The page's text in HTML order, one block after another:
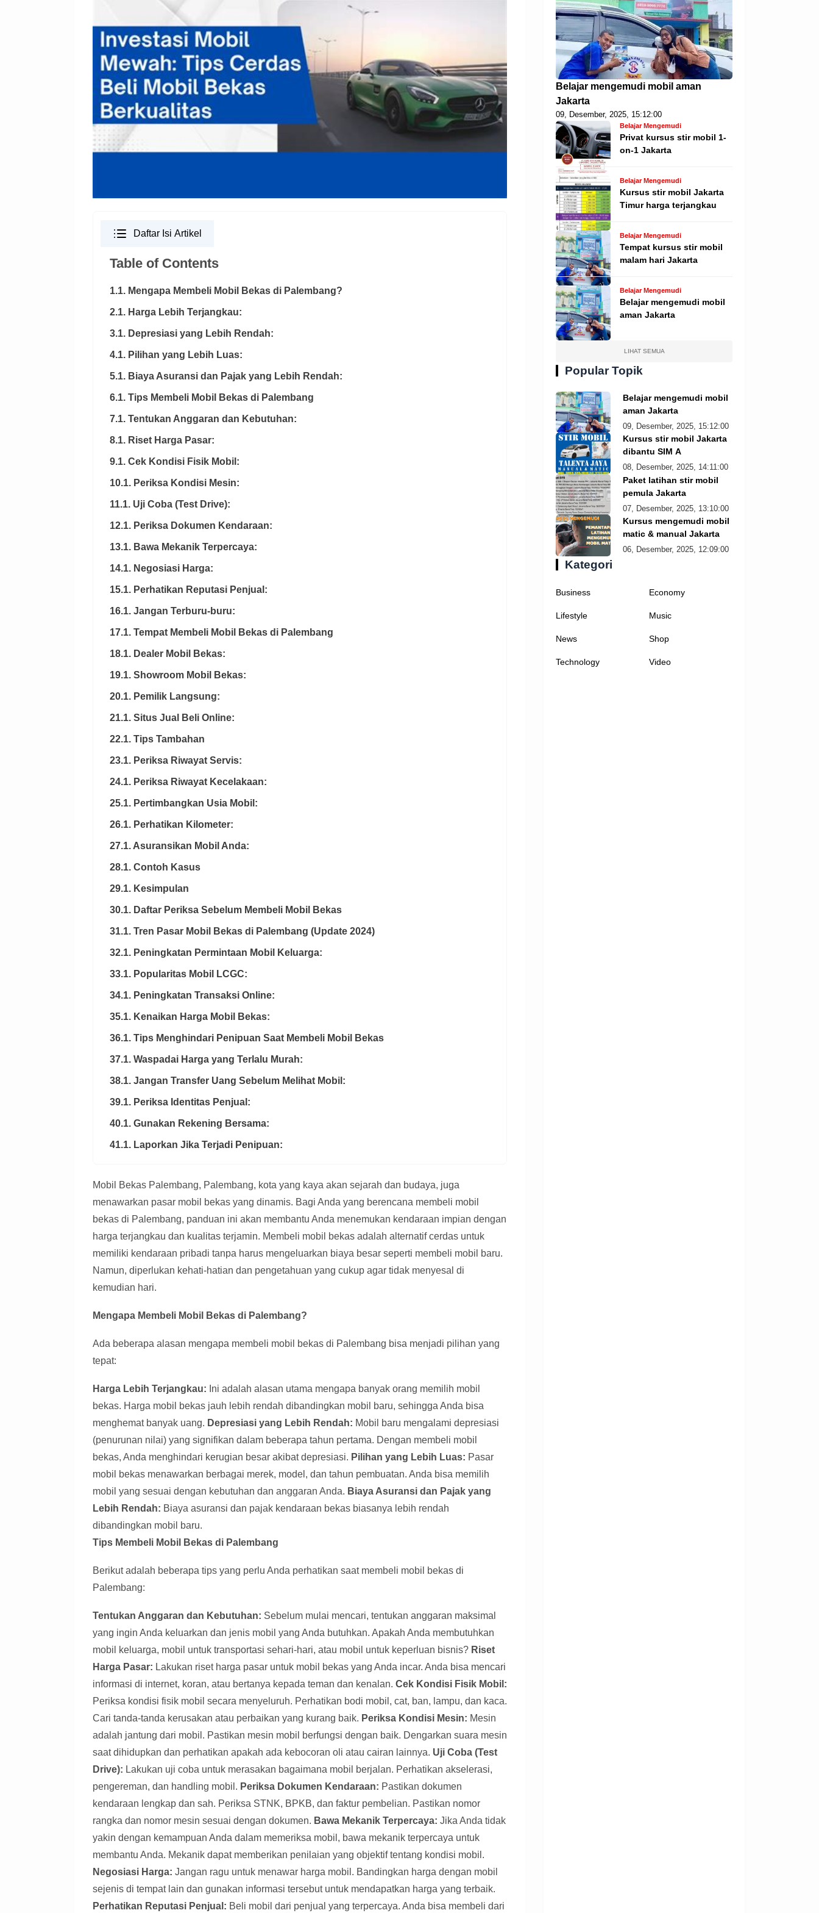
Daftar Isi Artikel
Table of Contents
1.1. Mengapa Membeli Mobil Bekas di Palembang?
2.1. Harga Lebih Terjangkau:
3.1. Depresiasi yang Lebih Rendah:
4.1. Pilihan yang Lebih Luas:
5.1. Biaya Asuransi dan Pajak yang Lebih Rendah:
6.1. Tips Membeli Mobil Bekas di Palembang
7.1. Tentukan Anggaran dan Kebutuhan:
8.1. Riset Harga Pasar:
9.1. Cek Kondisi Fisik Mobil:
10.1. Periksa Kondisi Mesin:
11.1. Uji Coba (Test Drive):
12.1. Periksa Dokumen Kendaraan:
13.1. Bawa Mekanik Terpercaya:
14.1. Negosiasi Harga:
15.1. Perhatikan Reputasi Penjual:
16.1. Jangan Terburu-buru:
17.1. Tempat Membeli Mobil Bekas di Palembang
18.1. Dealer Mobil Bekas:
19.1. Showroom Mobil Bekas:
20.1. Pemilik Langsung:
21.1. Situs Jual Beli Online:
22.1. Tips Tambahan
23.1. Periksa Riwayat Servis:
24.1. Periksa Riwayat Kecelakaan:
25.1. Pertimbangkan Usia Mobil:
26.1. Perhatikan Kilometer:
27.1. Asuransikan Mobil Anda:
28.1. Contoh Kasus
29.1. Kesimpulan
30.1. Daftar Periksa Sebelum Membeli Mobil Bekas
31.1. Tren Pasar Mobil Bekas di Palembang (Update 2024)
32.1. Peningkatan Permintaan Mobil Keluarga:
33.1. Popularitas Mobil LCGC:
34.1. Peningkatan Transaksi Online:
35.1. Kenaikan Harga Mobil Bekas:
36.1. Tips Menghindari Penipuan Saat Membeli Mobil Bekas
37.1. Waspadai Harga yang Terlalu Murah:
38.1. Jangan Transfer Uang Sebelum Melihat Mobil:
39.1. Periksa Identitas Penjual:
40.1. Gunakan Rekening Bersama:
41.1. Laporkan Jika Terjadi Penipuan:
Mobil Bekas Palembang, Palembang, kota yang kaya akan sejarah dan budaya, juga
menawarkan pasar mobil bekas yang dinamis. Bagi Anda yang berencana membeli mobil
bekas di Palembang, panduan ini akan membantu Anda menemukan kendaraan impian dengan
harga terjangkau dan kualitas terjamin. Membeli mobil bekas adalah alternatif cerdas untuk
memiliki kendaraan pribadi tanpa harus mengeluarkan biaya besar seperti membeli mobil baru.
Namun, diperlukan kehati-hatian dan pengetahuan yang cukup agar tidak menyesal di
kemudian hari.
Mengapa Membeli Mobil Bekas di Palembang?
Ada beberapa alasan mengapa membeli mobil bekas di Palembang bisa menjadi pilihan yang
tepat:
Harga Lebih Terjangkau: Ini adalah alasan utama mengapa banyak orang memilih mobil
bekas. Harga mobil bekas jauh lebih rendah dibandingkan mobil baru, sehingga Anda bisa
menghemat banyak uang. Depresiasi yang Lebih Rendah: Mobil baru mengalami depresiasi
(penurunan nilai) yang signifikan dalam beberapa tahun pertama. Dengan membeli mobil
bekas, Anda menghindari kerugian besar akibat depresiasi. Pilihan yang Lebih Luas: Pasar
mobil bekas menawarkan berbagai merek, model, dan tahun pembuatan. Anda bisa memilih
mobil yang sesuai dengan kebutuhan dan anggaran Anda. Biaya Asuransi dan Pajak yang
Lebih Rendah: Biaya asuransi dan pajak kendaraan bekas biasanya lebih rendah
dibandingkan mobil baru.
Tips Membeli Mobil Bekas di Palembang
Berikut adalah beberapa tips yang perlu Anda perhatikan saat membeli mobil bekas di
Palembang:
Tentukan Anggaran dan Kebutuhan: Sebelum mulai mencari, tentukan anggaran maksimal
yang ingin Anda keluarkan dan jenis mobil yang Anda butuhkan. Apakah Anda membutuhkan
mobil keluarga, mobil untuk transportasi sehari-hari, atau mobil untuk keperluan bisnis? Riset
Harga Pasar: Lakukan riset harga pasar untuk mobil bekas yang Anda incar. Anda bisa mencari
informasi di internet, koran, atau bertanya kepada teman dan kenalan. Cek Kondisi Fisik Mobil:
Periksa kondisi fisik mobil secara menyeluruh. Perhatikan bodi mobil, cat, ban, lampu, dan kaca.
Cari tanda-tanda kerusakan atau perbaikan yang kurang baik. Periksa Kondisi Mesin: Mesin
adalah jantung dari mobil. Pastikan mesin mobil berfungsi dengan baik. Dengarkan suara mesin
saat dihidupkan dan perhatikan apakah ada kebocoran oli atau cairan lainnya. Uji Coba (Test
Drive): Lakukan uji coba untuk merasakan bagaimana mobil berjalan. Perhatikan akselerasi,
pengereman, dan handling mobil. Periksa Dokumen Kendaraan: Pastikan dokumen
kendaraan lengkap dan sah. Periksa STNK, BPKB, dan faktur pembelian. Pastikan nomor
rangka dan nomor mesin sesuai dengan dokumen. Bawa Mekanik Terpercaya: Jika Anda tidak
yakin dengan kemampuan Anda dalam memeriksa mobil, bawa mekanik terpercaya untuk
membantu Anda. Mekanik dapat memberikan penilaian yang objektif tentang kondisi mobil.
Negosiasi Harga: Jangan ragu untuk menawar harga mobil. Bandingkan harga dengan mobil
sejenis di tempat lain dan gunakan informasi tersebut untuk mendapatkan harga yang terbaik.
Perhatikan Reputasi Penjual: Beli mobil dari penjual yang terpercaya. Anda bisa membeli dari
Belajar mengemudi mobil aman
Jakarta
09, Desember, 2025, 15:12:00
Belajar Mengemudi
Privat kursus stir mobil 1-
on-1 Jakarta
Belajar Mengemudi
Kursus stir mobil Jakarta
Timur harga terjangkau
Belajar Mengemudi
Tempat kursus stir mobil
malam hari Jakarta
Belajar Mengemudi
Belajar mengemudi mobil
aman Jakarta
LIHAT SEMUA
Popular Topik
Belajar mengemudi mobil
aman Jakarta
09, Desember, 2025, 15:12:00
Kursus stir mobil Jakarta
dibantu SIM A
08, Desember, 2025, 14:11:00
Paket latihan stir mobil
pemula Jakarta
07, Desember, 2025, 13:10:00
Kursus mengemudi mobil
matic & manual Jakarta
06, Desember, 2025, 12:09:00
Kategori
Business Economy
Lifestyle Music
News Shop
Technology Video